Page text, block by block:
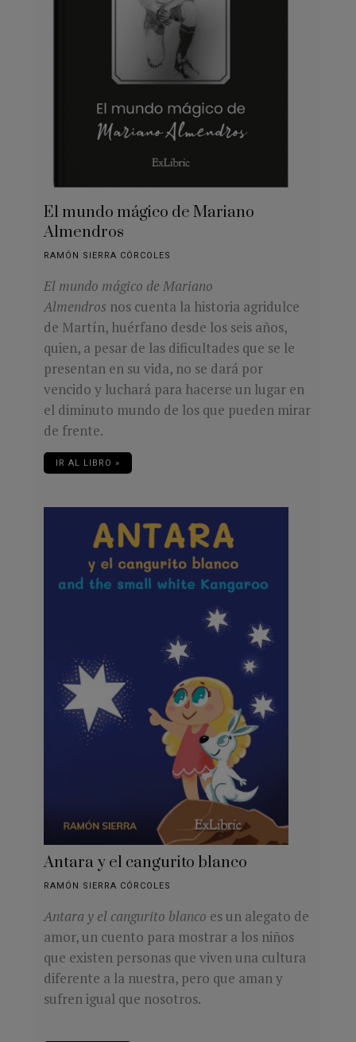
El mundo mágico de Mariano
Almendros
RAMÓN SIERRA CÓRCOLES
El mundo mágico de Mariano
Almendros nos cuenta la historia agridulce
de Martín, huérfano desde los seis años,
quien, a pesar de las dificultades que se le
presentan en su vida, no se dará por
vencido y luchará para hacerse un lugar en
el diminuto mundo de los que pueden mirar
de frente.
IR AL LIBRO »
Antara y el cangurito blanco
RAMÓN SIERRA CÓRCOLES
Antara y el cangurito blanco es un alegato de
amor, un cuento para mostrar a los niños
que existen personas que viven una cultura
diferente a la nuestra, pero que aman y
sufren igual que nosotros.